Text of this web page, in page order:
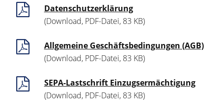
Datenschutzerklärung
(Download, PDF-Datei, 83 KB)
Allgemeine Geschäftsbedingungen (AGB)
(Download, PDF-Datei, 83 KB)
SEPA-Lastschrift Einzugsermächtigung
(Download, PDF-Datei, 83 KB)